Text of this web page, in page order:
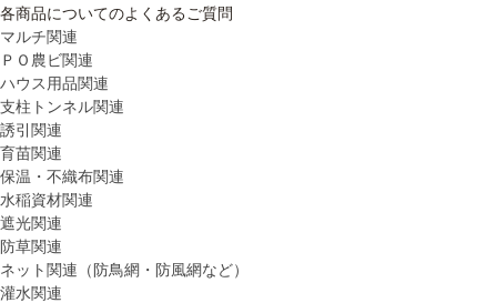
各商品についてのよくあるご質問
マルチ関連
ＰＯ農ビ関連
ハウス用品関連
支柱トンネル関連
誘引関連
育苗関連
保温・不織布関連
水稲資材関連
遮光関連
防草関連
ネット関連（防鳥網・防風網など）
灌水関連